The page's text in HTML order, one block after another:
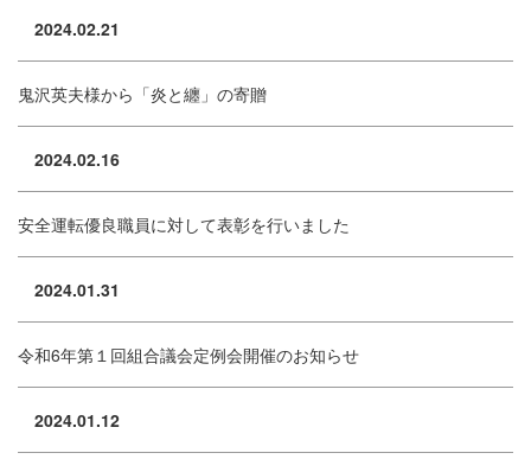
2024.02.21
鬼沢英夫様から「炎と纏」の寄贈
2024.02.16
安全運転優良職員に対して表彰を行いました
2024.01.31
令和6年第１回組合議会定例会開催のお知らせ
2024.01.12